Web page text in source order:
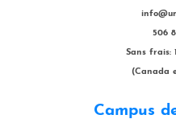
506
Sans frais:
(Canada
Campus